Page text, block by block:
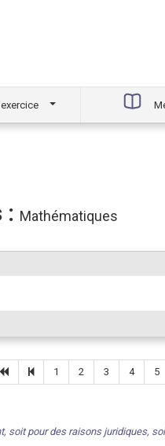
: Mathématiques
1 2 3 4 5
soit pour des raisons juridiques,